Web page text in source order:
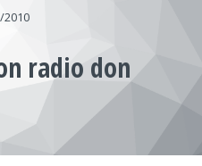
2010
radio don